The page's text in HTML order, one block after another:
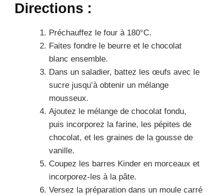
Directions :
Préchauffez le four à 180°C.
Faites fondre le beurre et le chocolat
blanc ensemble.
Dans un saladier, battez les œufs avec le
sucre jusqu’à obtenir un mélange
mousseux.
Ajoutez le mélange de chocolat fondu,
puis incorporez la farine, les pépites de
chocolat, et les graines de la gousse de
vanille.
Coupez les barres Kinder en morceaux et
incorporez-les à la pâte.
Versez la préparation dans un moule carré